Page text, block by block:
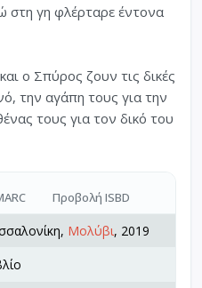
στη γη φλέρταρε έντονα
ο Σπύρος ζουν τις δικές
την αγάπη τους για την
τους για τον δικό του
Προβολή ISBD
Μολύβι, 2019